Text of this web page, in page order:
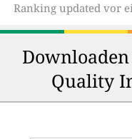
Ranking updated vor
Quality